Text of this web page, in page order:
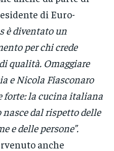
di Euro-
è diventato un
per chi crede
qualità. Omaggiare
e Nicola Fiasconaro
forte: la cucina italiana
dal rispetto delle
e delle persone”.
anche